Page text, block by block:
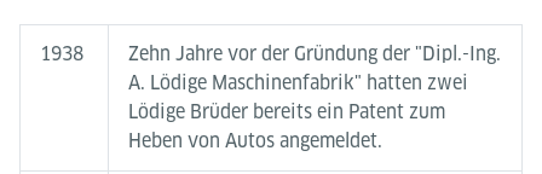
1938
Zehn Jahre vor der Gründung der "Dipl.-Ing.
A. Lödige Maschinenfabrik" hatten zwei
Lödige Brüder bereits ein Patent zum
Heben von Autos angemeldet.